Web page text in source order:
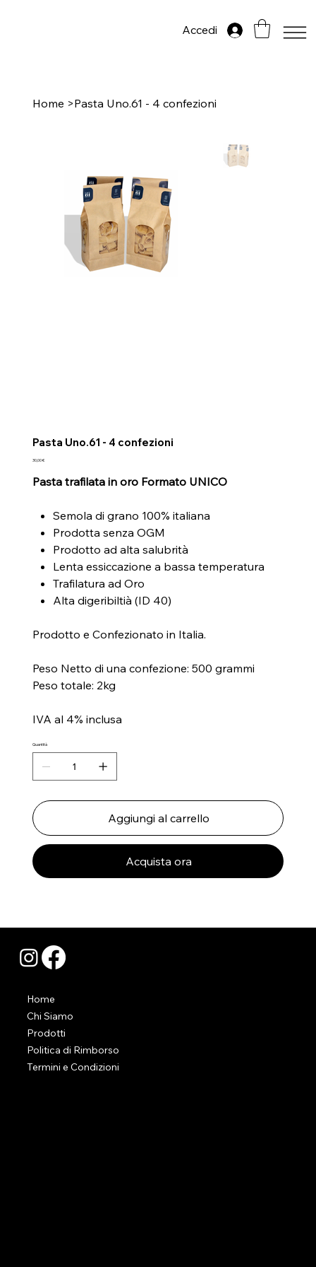
Accedi
Home >Pasta Uno.61 - 4 confezioni
Pasta Uno.61 - 4 confezioni
Prezzo
30,00 €
Pasta trafilata in oro Formato UNICO
Semola di grano 100% italiana
Prodotta senza OGM
Prodotto ad alta salubrità
Lenta essiccazione a bassa temperatura
Trafilatura ad Oro
Alta digeribiltià (ID 40)
Prodotto e Confezionato in Italia.
Peso Netto di una confezione: 500 grammi
Peso totale: 2kg
IVA al 4% inclusa
Quantità
Aggiungi al carrello
Acquista ora
Home
Chi Siamo
Prodotti
Politica di Rimborso
Termini e Condizioni